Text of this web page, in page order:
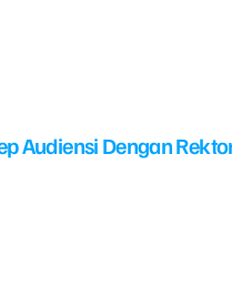
Audiensi Dengan